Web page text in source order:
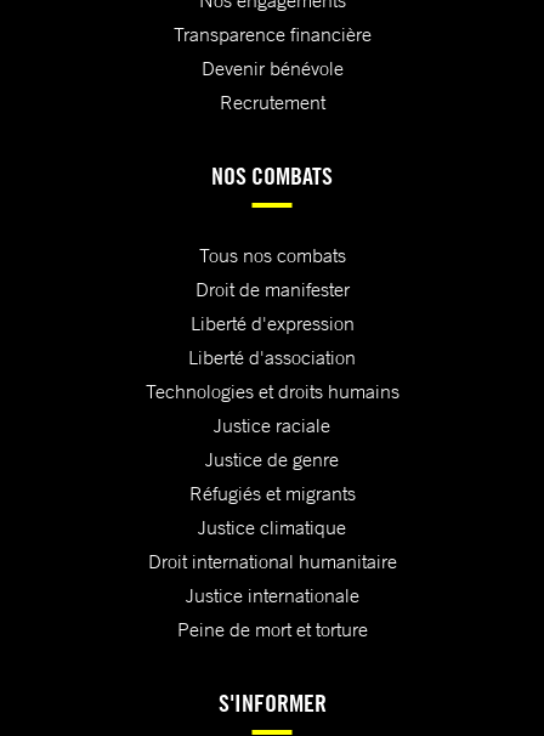
Transparence financière
Devenir bénévole
Recrutement
NOS COMBATS
Tous nos combats
Droit de manifester
Liberté d'expression
Liberté d'association
Technologies et droits humains
Justice raciale
Justice de genre
Réfugiés et migrants
Justice climatique
Droit international humanitaire
Justice internationale
Peine de mort et torture
S'INFORMER